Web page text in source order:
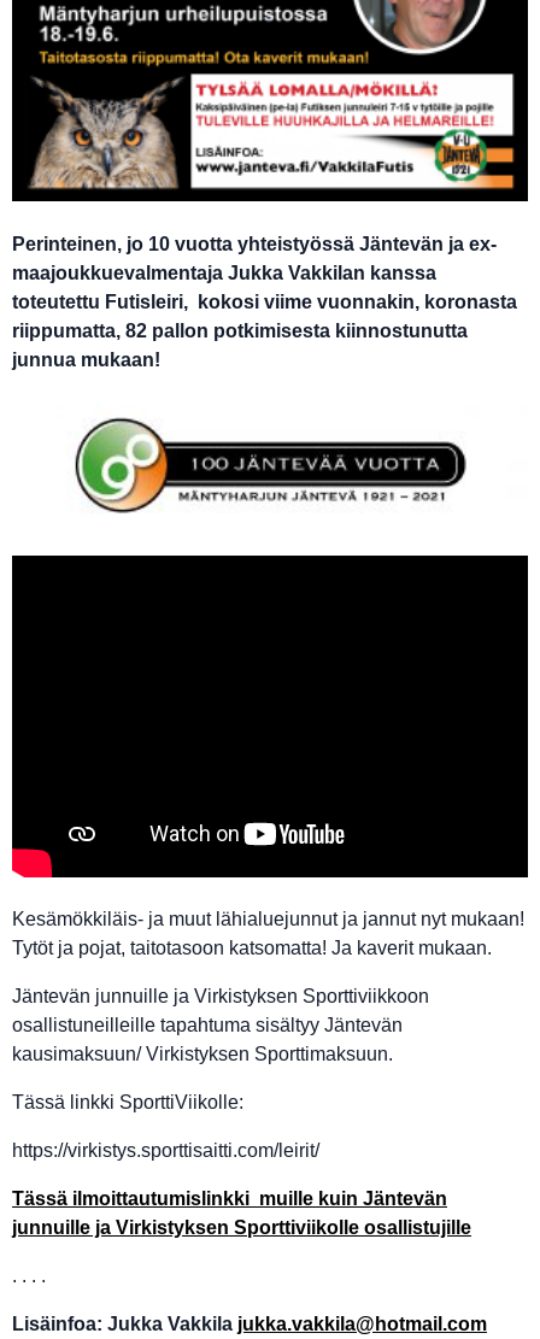
Perinteinen, jo 10 vuotta yhteistyössä Jäntevän ja ex-
maajoukkuevalmentaja Jukka Vakkilan kanssa
toteutettu Futisleiri, kokosi viime vuonnakin, koronasta
riippumatta, 82 pallon potkimisesta kiinnostunutta
junnua mukaan!
Kesämökkiläis- ja muut lähialuejunnut ja jannut nyt mukaan!
Tytöt ja pojat, taitotasoon katsomatta! Ja kaverit mukaan.
Jäntevän junnuille ja Virkistyksen Sporttiviikkoon
osallistuneilleille tapahtuma sisältyy Jäntevän
kausimaksuun/ Virkistyksen Sporttimaksuun.
Tässä linkki SporttiViikolle:
https://virkistys.sporttisaitti.com/leirit/
Tässä ilmoittautumislinkki muille kuin Jäntevän
junnuille ja Virkistyksen Sporttiviikolle osallistujille
. . . .
Lisäinfoa: Jukka Vakkila jukka.vakkila@hotmail.com